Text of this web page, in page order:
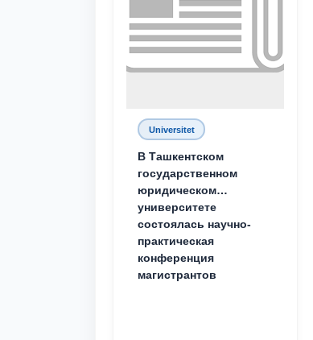
Universitet
В Ташкентском
государственном
юридическом
университете
состоялась научно-
практическая
конференция
магистрантов